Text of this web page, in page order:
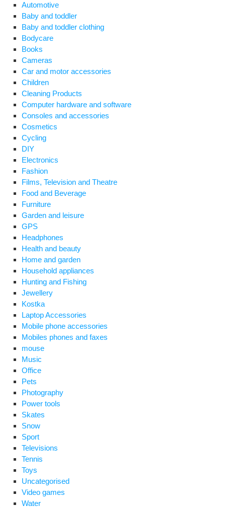
Automotive
Baby and toddler
Baby and toddler clothing
Bodycare
Books
Cameras
Car and motor accessories
Children
Cleaning Products
Computer hardware and software
Consoles and accessories
Cosmetics
Cycling
DIY
Electronics
Fashion
Films, Television and Theatre
Food and Beverage
Furniture
Garden and leisure
GPS
Headphones
Health and beauty
Home and garden
Household appliances
Hunting and Fishing
Jewellery
Kostka
Laptop Accessories
Mobile phone accessories
Mobiles phones and faxes
mouse
Music
Office
Pets
Photography
Power tools
Skates
Snow
Sport
Televisions
Tennis
Toys
Uncategorised
Video games
Water